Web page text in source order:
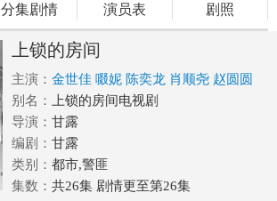
分集剧情 演员表 剧照
上锁的房间
主演： 金世佳 啜妮 陈奕龙 肖顺尧 赵圆圆
别名：
上锁的房间电视剧
导演： 甘露
编剧： 甘露
类别： 都市,警匪
集数： 共26集 剧情更至第26集